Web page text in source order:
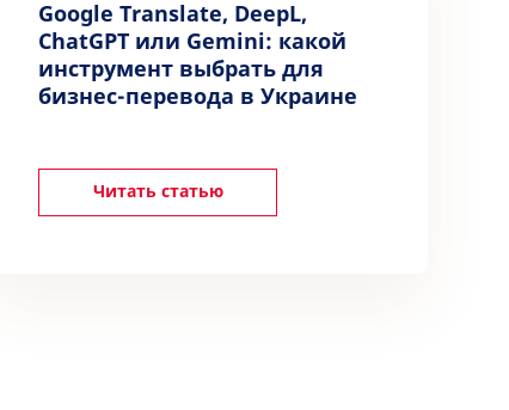
Google Translate, DeepL,
ChatGPT или Gemini: какой
инструмент выбрать для
бизнес-перевода в Украине
Читать статью